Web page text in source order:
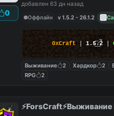
0
добавлен 63 дн назад
Оффлайн
v 1.5.2 - 26.1.2
0xCraft 1.5.2
Выживание 2 Хардкор 2
RPG
2